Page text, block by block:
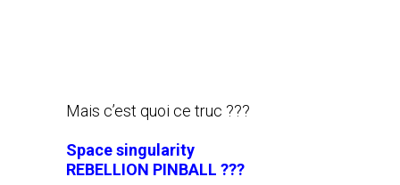
Mais c’est quoi ce truc ???
Space singularity
REBELLION PINBALL ???